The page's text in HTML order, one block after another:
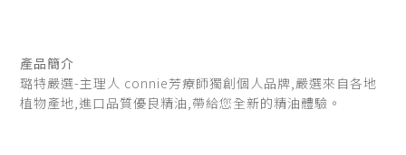
產品簡介
璐特嚴選-主理人 connie芳療師獨創個人品牌,嚴選來自各地
植物產地,進口品質優良精油,帶給您全新的精油體驗。